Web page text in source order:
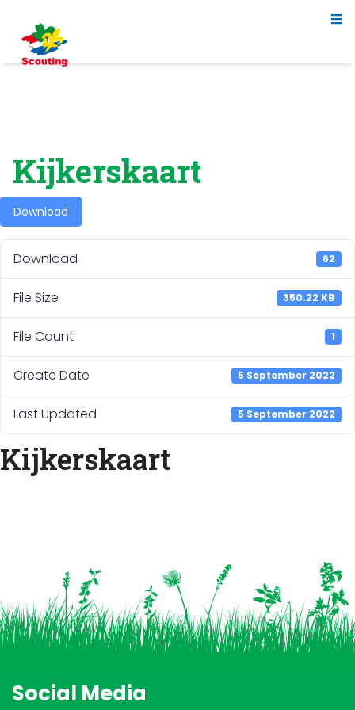
Kijkerskaart
Download
Download 62
File Size 350.22 KB
File Count 1
Create Date 5 September 2022
Last Updated 5 September 2022
Kijkerskaart
Social Media